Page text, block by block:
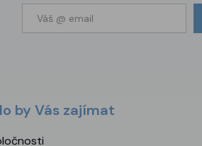
by Vás zajímat